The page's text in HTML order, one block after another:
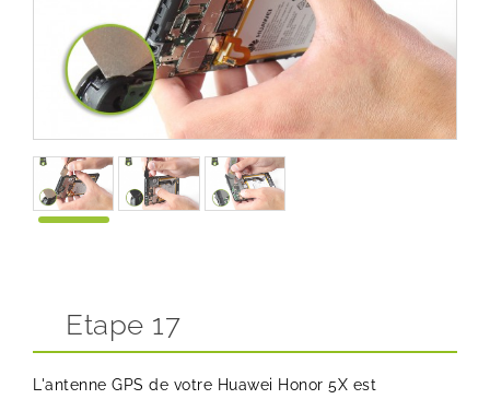
Etape 17
L'antenne GPS de votre Huawei Honor 5X est